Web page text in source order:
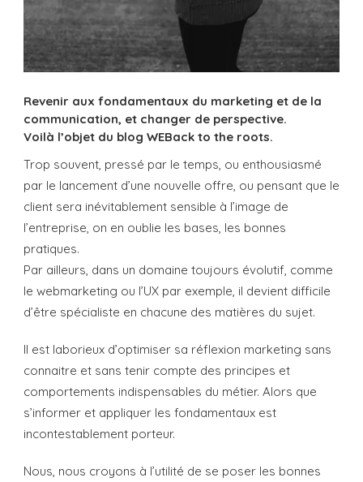
Revenir aux fondamentaux du marketing et de la
communication, et changer de perspective.
Voilà l’objet du blog WEBack to the roots.
Trop souvent, pressé par le temps, ou enthousiasmé
par le lancement d’une nouvelle offre, ou pensant que le
client sera inévitablement sensible à l’image de
l’entreprise, on en oublie les bases, les bonnes
pratiques.
Par ailleurs, dans un domaine toujours évolutif, comme
le webmarketing ou l’UX par exemple, il devient difficile
d’être spécialiste en chacune des matières du sujet.
Il est laborieux d’optimiser sa réflexion marketing sans
connaitre et sans tenir compte des principes et
comportements indispensables du métier. Alors que
s’informer et appliquer les fondamentaux est
incontestablement porteur.
Nous, nous croyons à l’utilité de se poser les bonnes